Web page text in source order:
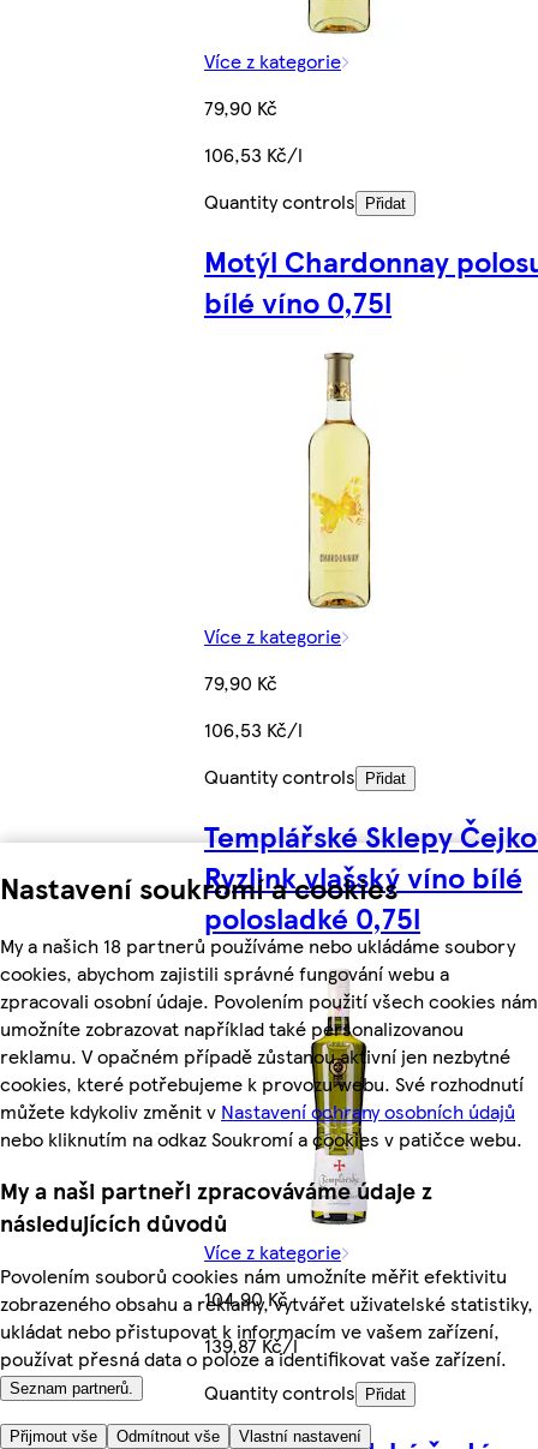
Nastavení soukromí a cookies
My a našich 18 partnerů používáme nebo ukládáme soubory
cookies, abychom zajistili správné fungování webu a
zpracovali osobní údaje. Povolením použití všech cookies nám
umožníte zobrazovat například také personalizovanou
reklamu. V opačném případě zůstanou aktivní jen nezbytné
cookies, které potřebujeme k provozu webu. Své rozhodnutí
můžete kdykoliv změnit v Nastavení ochrany osobních údajů
nebo kliknutím na odkaz Soukromí a cookies v patičce webu.
My a naši partneři zpracováváme údaje z
následujících důvodů
Povolením souborů cookies nám umožníte měřit efektivitu
zobrazeného obsahu a reklamy, vytvářet uživatelské statistiky,
ukládat nebo přistupovat k informacím ve vašem zařízení,
používat přesná data o poloze a identifikovat vaše zařízení.
Seznam partnerů.
Přijmout vše Odmítnout vše Vlastní nastavení
Více z kategorie
79,90 Kč
106,53 Kč/l
Quantity controls
Přidat
Motýl Chardonnay
bílé víno 0,75l
Více z kategorie
79,90 Kč
106,53 Kč/l
Quantity controls
Přidat
Templářské Sklepy
Ryzlink vlašský víno bílé
polosladké 0,75l
Více z kategorie
104,90 Kč
139,87 Kč/l
Quantity controls
Přidat